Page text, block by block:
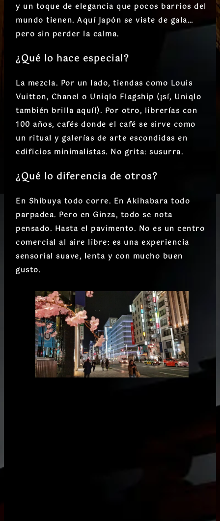
y un toque de elegancia que pocos barrios del
mundo tienen. Aquí Japón se viste de gala…
pero sin perder la calma.
¿Qué lo hace especial?
La mezcla. Por un lado, tiendas como Louis
Vuitton, Chanel o Uniqlo Flagship (¡sí, Uniqlo
también brilla aquí!). Por otro, librerías con
100 años, cafés donde el café se sirve como
un ritual y galerías de arte escondidas en
edificios minimalistas. No grita: susurra.
¿Qué lo diferencia de otros?
En Shibuya todo corre. En Akihabara todo
parpadea. Pero en Ginza, todo se nota
pensado. Hasta el pavimento. No es un centro
comercial al aire libre: es una experiencia
sensorial suave, lenta y con mucho buen
gusto.